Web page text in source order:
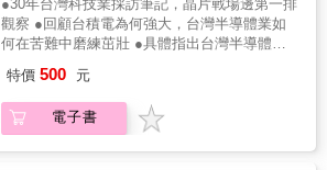
關乎美國在軍事太空繼續領先的重要性。．台
積電10年內仍無對手，全球化布局解析
Weekly）這是一部仔細觀察的調查……柯普蘭
對該公司的歷史得力於深度來源，藉助新的錄
音訪談、內部檔案和多封洩露的電子郵件，提
（The New Yorker）對一家對沖投資基金公司
的揭露……無情企業環境中，對靈魂摧殘的微
觀管理生動描繪。 《柯克斯》（Kirkus）令人
毀滅性……充滿令人愉快的可怕軼事。 貝瑟尼‧
麥克林（Bethany McLean） 《房間裡最精明
的人》（The Smartest Guys in the Room）的
暢銷書作者這是一本好書……每個人都應該
《Pivot》的聯合主持人這是一本極好的書，內
容充滿了令人不舒服的細節……是有關華爾街
的最佳書籍之一。《暗黑原則》是完美的憤怒
治理、培養接班人？【４大利害關係人】第一
代企業主或家族大家長：如何安排遺囑、設計
的未來安排、如何行使各類股權、如何設計境
外公司……第二代家族成員：有意接班者該如
何脫穎而出、無意接班者該如何確保自身權
益、針對企業共同資源該如何分配、遺產分配
體的競爭態勢，以及台灣在全世界半導體的重
要性。他貼近產業現場的觀點，能帶領讀者理
解台灣半導體業的過去、現在與未來。
●30年台灣科技業採訪筆記，晶片戰場邊第一排
觀察 ●回顧台積電為何強大，台灣半導體業如
何在苦難中磨練茁壯 ●具體指出台灣半導體業
半導體業的實力與挑戰，一位資深科技記者的
30年觀察 從Made in Taiwan到Made by Taiwan
夏韻芬《理財生活通》、環宇電台《陽明交大
特價 500 元
電子書